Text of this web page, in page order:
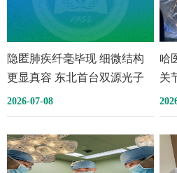
隐匿肺疾纤毫毕现 细微结构
更显真容 东北首台双源光子
计数CT落户哈医大二院
2026-07-08
哈
关
制
术